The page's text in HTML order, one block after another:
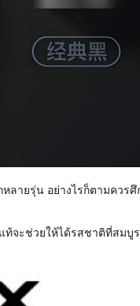
ายรุ่น อย่างไรก็ตามคว
จะช่วยให้ได้รสชาติที่สม